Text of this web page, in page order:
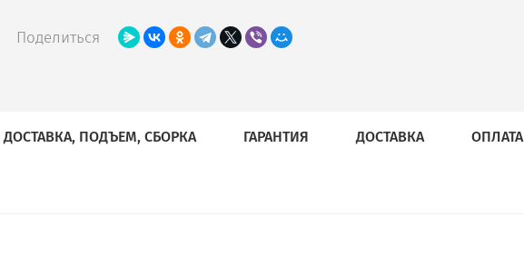
Поделиться
ДОСТАВКА, ПОДЪЕМ, СБОРКА ГАРАНТИЯ ДОСТАВКА ОПЛАТА